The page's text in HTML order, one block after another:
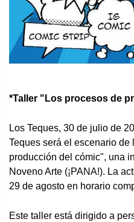
*Taller "Los procesos de
Los Teques, 30 de julio de
Teques será el escenario
producción del cómic", una
Noveno Arte (¡PANA!). La
29 de agosto en horario
Este taller está dirigido a